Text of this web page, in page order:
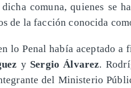
comuna, quienes se
de la facción conocida
lo Penal había aceptado a
y Sergio Álvarez.
del Ministerio